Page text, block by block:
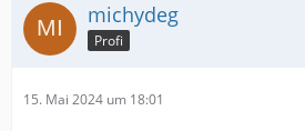
michydeg
Profi
15. Mai 2024 um 18:01